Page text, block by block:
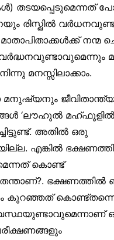
തടയപ്പെടുമെന്നത്
രിസ്ഖിൽ
നന്മ
വർദ്ധനവുണ്ടാവുമെന്നും
മനസ്സിലാക്കാം.
‘ലൗഹുൽ
അതിൽ ഒരു
എങ്കിൽ
കൊണ്ട്
ഭക്ഷണത്തിൽ
കുറഞ്ഞത്